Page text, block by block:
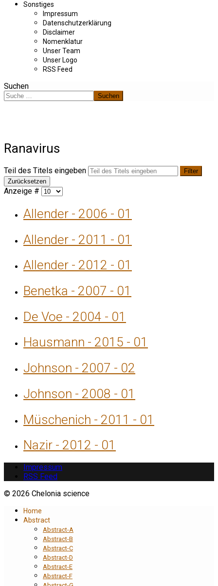
Sonstiges
Impressum
Datenschutzerklärung
Disclaimer
Nomenklatur
Unser Team
Unser Logo
RSS Feed
Suchen
Suchen
Ranavirus
Teil des Titels eingeben
Filter
Zurücksetzen
Anzeige #
Allender - 2006 - 01
Allender - 2011 - 01
Allender - 2012 - 01
Benetka - 2007 - 01
De Voe - 2004 - 01
Hausmann - 2015 - 01
Johnson - 2007 - 02
Johnson - 2008 - 01
Müschenich - 2011 - 01
Nazir - 2012 - 01
Impressum
RSS Feed
© 2026 Chelonia science
Home
Abstract
Abstract-A
Abstract-B
Abstract-C
Abstract-D
Abstract-E
Abstract-F